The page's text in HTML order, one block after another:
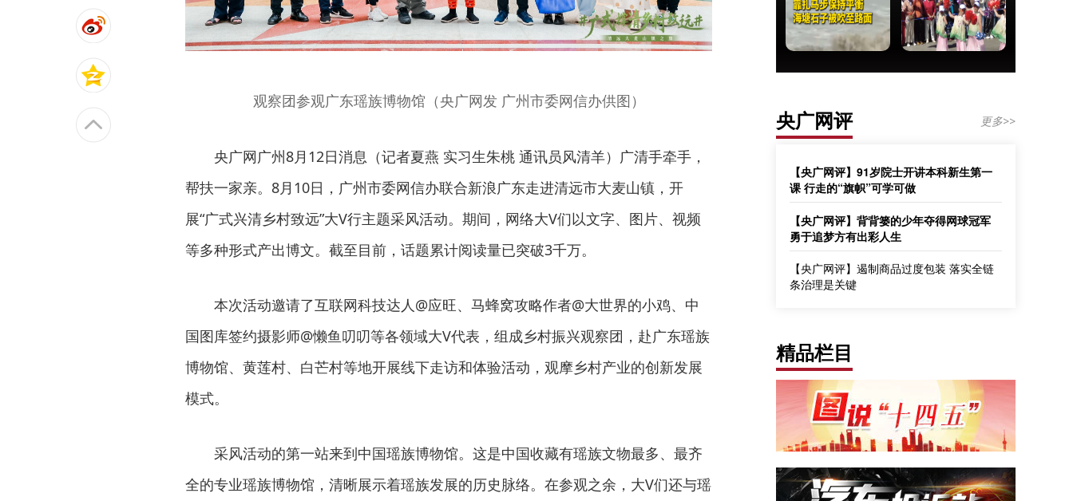
观察团参观广东瑶族博物馆（央广网发 广州市委网信办供图）
央广网广州8月12日消息（记者夏燕 实习生朱桃 通讯员风清羊）广清手牵手，
帮扶一家亲。8月10日，广州市委网信办联合新浪广东走进清远市大麦山镇，开
展“广式兴清乡村致远”大V行主题采风活动。期间，网络大V们以文字、图片、视频
等多种形式产出博文。截至目前，话题累计阅读量已突破3千万。
本次活动邀请了互联网科技达人@应旺、马蜂窝攻略作者@大世界的小鸡、中
国图库签约摄影师@懒鱼叨叨等各领域大V代表，组成乡村振兴观察团，赴广东瑶族
博物馆、黄莲村、白芒村等地开展线下走访和体验活动，观摩乡村产业的创新发展
模式。
采风活动的第一站来到中国瑶族博物馆。这是中国收藏有瑶族文物最多、最齐
全的专业瑶族博物馆，清晰展示着瑶族发展的历史脉络。在参观之余，大V们还与瑶
央广网评 更多>>
【央广网评】91岁院士开讲本科新生第一
课 行走的“旗帜”可学可做
【央广网评】背背篓的少年夺得网球冠军
勇于追梦方有出彩人生
【央广网评】遏制商品过度包装 落实全链
条治理是关键
精品栏目